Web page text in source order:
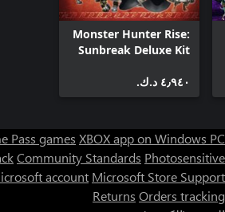
Monster Hunter Rise:
Sunbreak Deluxe Kit
٤٫٩٤٠ د.ك.‏
Pass games XBOX app on Windows PC
Community Standards Photosensitive
account Microsoft Store Support
Returns Orders tracking